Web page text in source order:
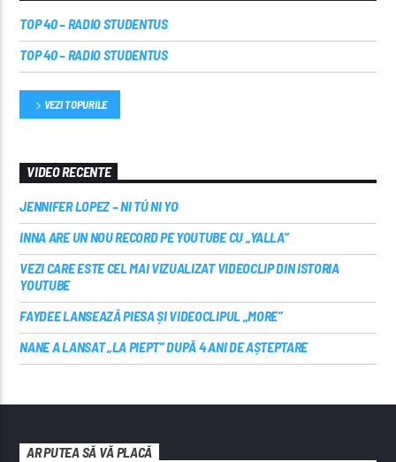
TOP 40 – RADIO STUDENTUS
TOP 40 – RADIO STUDENTUS
VEZI TOPURILE
VIDEO RECENTE
JENNIFER LOPEZ – NI TÚ NI YO
INNA ARE UN NOU RECORD PE YOUTUBE CU „YALLA”
VEZI CARE ESTE CEL MAI VIZUALIZAT VIDEOCLIP DIN ISTORIA
YOUTUBE
FAYDEE LANSEAZĂ PIESA ȘI VIDEOCLIPUL „MORE”
NANE A LANSAT „LA PIEPT” DUPĂ 4 ANI DE AȘTEPTARE
AR PUTEA SĂ VĂ PLACĂ